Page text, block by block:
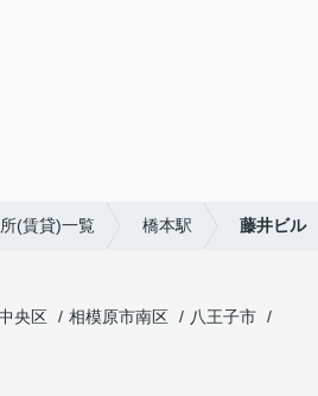
(賃貸)一覧 橋本駅 藤井ビル
央区 相模原市南区
八王子市